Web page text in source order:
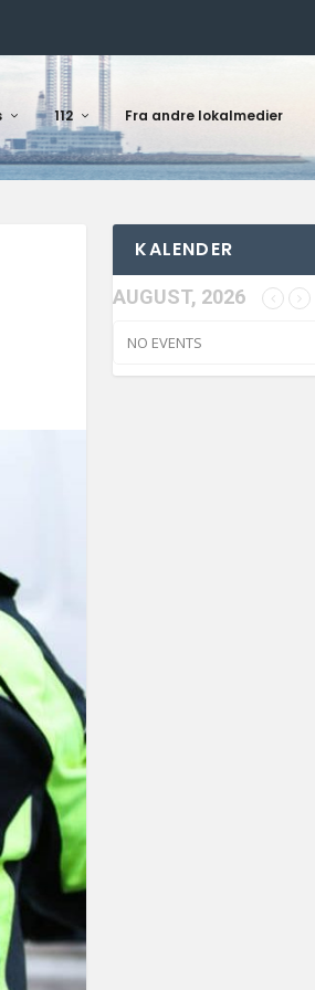
112 Fra andre lokalmedier
KALENDER
AUGUST, 2026
NO EVENTS